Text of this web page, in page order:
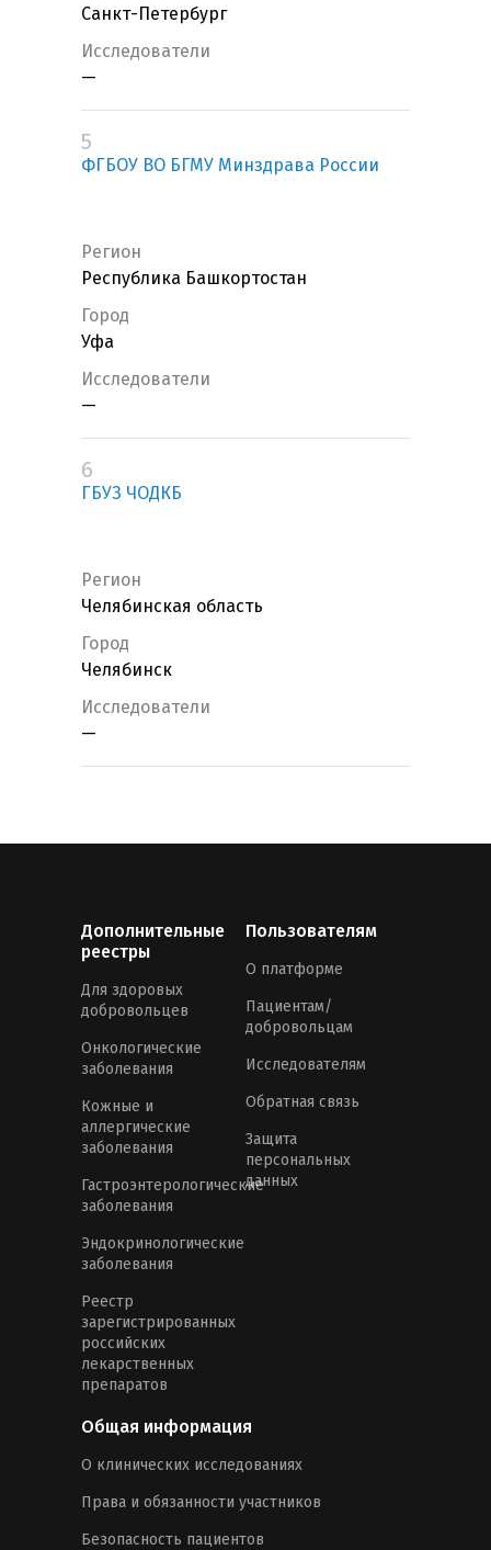
Санкт-Петербург
Исследователи
—
5
ФГБОУ ВО БГМУ Минздрава России
Регион
Республика Башкортостан
Город
Уфа
Исследователи
—
6
ГБУЗ ЧОДКБ
Регион
Челябинская область
Город
Челябинск
Исследователи
—
Дополнительные
реестры
Для здоровых
добровольцев
Онкологические
заболевания
Кожные и
аллергические
заболевания
Гастроэнтерологические
заболевания
Эндокринологические
заболевания
Реестр
зарегистрированных
российских
лекарственных
препаратов
Пользователям
О платформе
Пациентам/
добровольцам
Исследователям
Обратная связь
Защита
персональных
данных
Общая информация
О клинических исследованиях
Права и обязанности участников
Безопасность пациентов